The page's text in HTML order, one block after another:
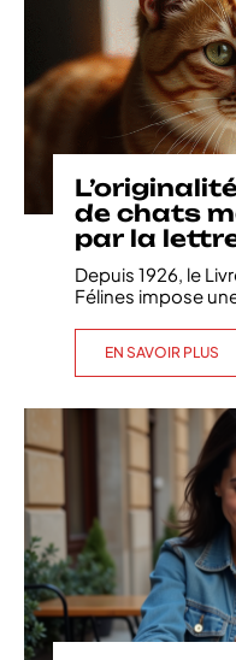
de chats
par la
Depuis 1926, le
Félines impose
EN SAVOIR PLUS